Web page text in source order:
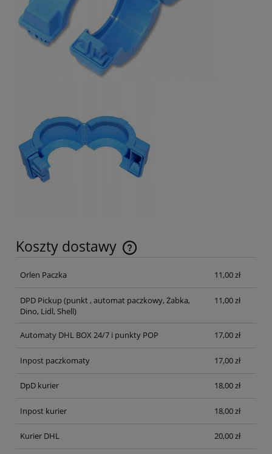
Koszty dostawy
Cena nie zawiera ewentualnych kosztów płatności
Orlen Paczka
11,00 zł
DPD Pickup(punkt , automat paczkowy, Żabka,
Dino, Lidl, Shell)
11,00 zł
Automaty DHL BOX 24/7 i punkty POP 17,00 zł
Inpost paczkomaty 17,00 zł
DpD kurier 18,00 zł
Inpost kurier 18,00 zł
Kurier DHL 20,00 zł